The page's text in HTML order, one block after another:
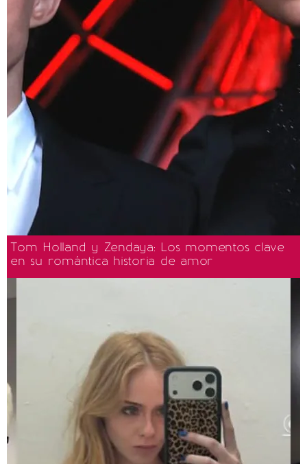
Tom Holland y Zendaya: Los momentos clave
en su romántica historia de amor